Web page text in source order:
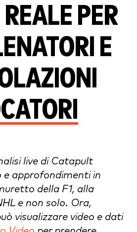
PER
E
live di Catapult
e approfondimenti in
della F1, alla
e non solo. Ora,
visualizzare video e dati